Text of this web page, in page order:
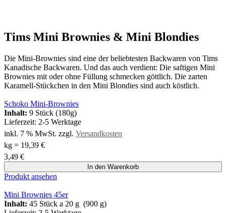
Tims Mini Brownies & Mini Blondies
Die Mini-Brownies sind eine der beliebtesten Backwaren von Tims
Kanadische Backwaren. Und das auch verdient: Die saftigen Mini
Brownies mit oder ohne Füllung schmecken göttlich. Die zarten
Karamell-Stückchen in den Mini Blondies sind auch köstlich.
Schoko Mini-Brownies
Inhalt: 9 Stück (180g)
Lieferzeit: 2-5 Werktage
inkl. 7 % MwSt. zzgl. Versandkosten
kg = 19,39 €
3,49 €
In den Warenkorb
Produkt ansehen
Mini Brownies 45er
Inhalt: 45 Stück a 20 g (900 g)